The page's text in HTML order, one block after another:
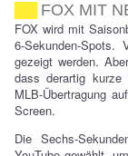
FOX MIT
FOX wird mit
6-Sekunden-
gezeigt werden.
dass derartig
MLB-Übertragung
Screen.
Die Sechs-